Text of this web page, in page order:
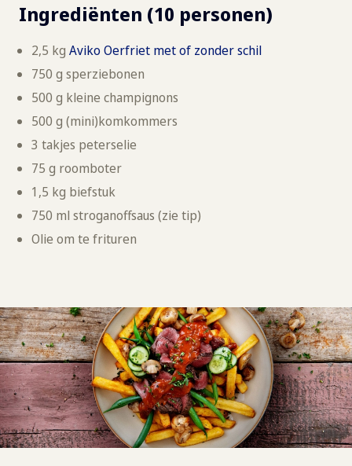
Ingrediënten (10 personen)
2,5 kg Aviko Oerfriet met of zonder schil
750 g sperziebonen
500 g kleine champignons
500 g (mini)komkommers
3 takjes peterselie
75 g roomboter
1,5 kg biefstuk
750 ml stroganoffsaus (zie tip)
Olie om te frituren